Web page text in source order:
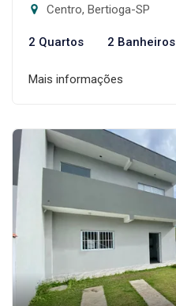
Centro, Bertioga-SP
2 Quartos 2 Banheiros
Mais informações